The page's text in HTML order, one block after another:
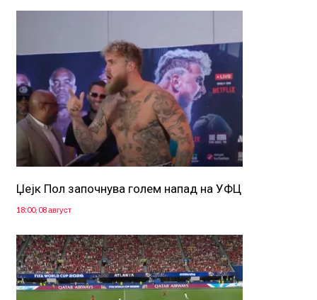
Џејк Пол започнува голем напад на УФЦ
18:00, 08 август